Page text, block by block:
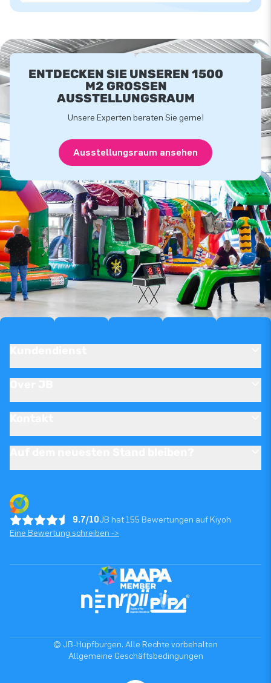
ENTDECKEN SIE UNSEREN 1500
M2 GROSSEN A
USSTELLUNGSRAUM
Unsere Experten beraten Sie gerne!
Ausstellungsraum ansehen
9.7/10JB hat 155 Bewertungen auf Kiyoh
Eine Bewertung schreiben ->
© JB-Hüpfburgen. Alle Rechte vorbehalten
Allgemeine Geschäftsbedingungen